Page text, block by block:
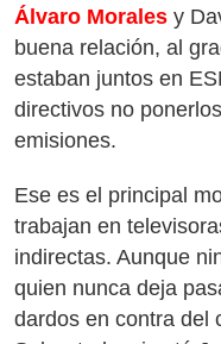
Álvaro Morales y
buena relación, al
estaban juntos en
directivos no
emisiones.
Ese es el principal
trabajan en
indirectas. Aunque
quien nunca deja
dardos en contra del